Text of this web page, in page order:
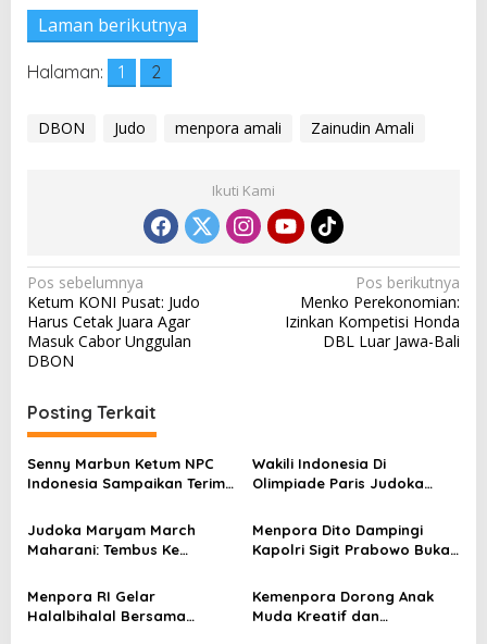
Laman berikutnya
Halaman: 1 2
DBON Judo menpora amali Zainudin Amali
Ikuti Kami
N
a
v
i
g
a
s
i
p
o
s
Pos sebelumnya
Ketum KONI Pusat: Judo
Harus Cetak Juara Agar
Masuk Cabor Unggulan
DBON
Pos berikutnya
Menko Perekonomian:
Izinkan Kompetisi Honda
DBL Luar Jawa-Bali
Posting Terkait
Senny Marbun Ketum NPC
Indonesia Sampaikan Terima
Atas Dukungan Penuhnya
Wakili Indonesia Di
Olimpiade Paris Judoka
Sejak Umur 12 Tahun
Judoka Maryam March
Maharani: Tembus Ke
Yang Membanggakan
Menpora Dito Dampingi
Kapolri Sigit Prabowo Buka
2024 di Senayan
Menpora RI Gelar
Halalbihalal Bersama
Kemenpora Dorong Anak
Muda Kreatif dan